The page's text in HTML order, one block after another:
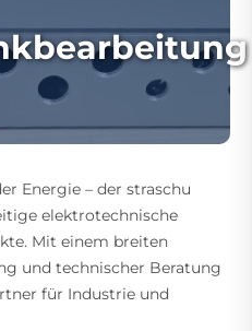
Energie – der straschu
elektrotechnische
Mit einem breiten
und technischer Beratung
für Industrie und